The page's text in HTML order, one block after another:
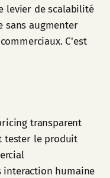
levier de scalabilité
sans augmenter
C'est
transparent
tester le produit
interaction humaine